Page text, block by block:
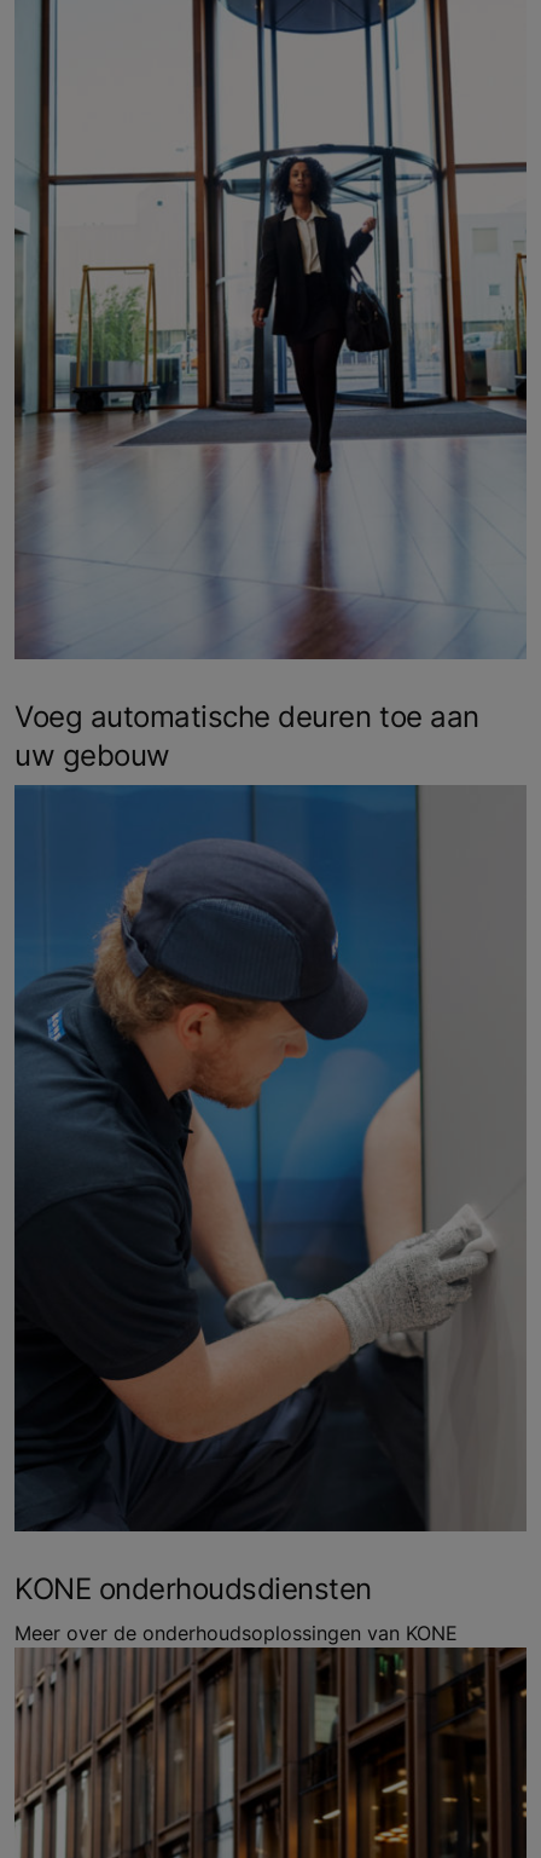
Voeg automatische deuren toe aan
uw gebouw
KONE onderhoudsdiensten
Meer over de onderhoudsoplossingen van KONE